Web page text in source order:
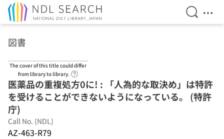
Open
図書
The cover of this title could differ
from library to library.
医薬品の重複処方0に! : 「人為的な取決め」は特許
を受けることができないようになっている。 (特許
庁)
Call No. (NDL)
AZ-463-R79